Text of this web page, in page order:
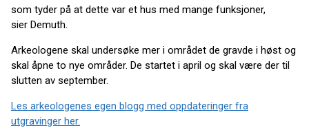
som tyder på at dette var et hus med mange funksjoner,
sier Demuth.
Arkeologene skal undersøke mer i området de gravde i høst og
skal åpne to nye områder. De startet i april og skal være der til
slutten av september.
Les arkeologenes egen blogg med oppdateringer fra
utgravinger her.